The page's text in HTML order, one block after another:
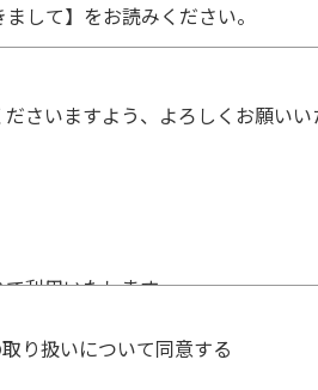
して】をお読みください。
さいますよう、よろしくお願いい
利用いたします。
ご連絡のため
り扱いについて同意する